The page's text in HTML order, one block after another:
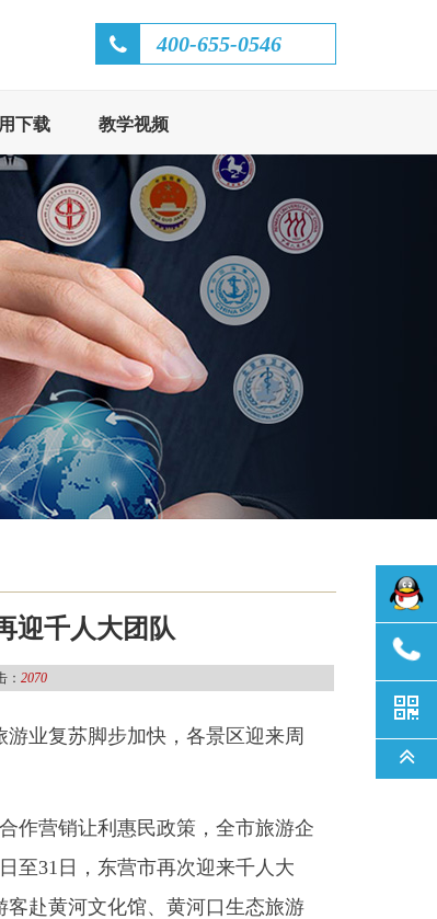
400-655-0546
下载 教学视频
迎千人大团队
： 2070
业复苏脚步加快，各景区迎来周
作营销让利惠民政策，全市旅游企
至31日，东营市再次迎来千人大
客赴黄河文化馆、黄河口生态旅游